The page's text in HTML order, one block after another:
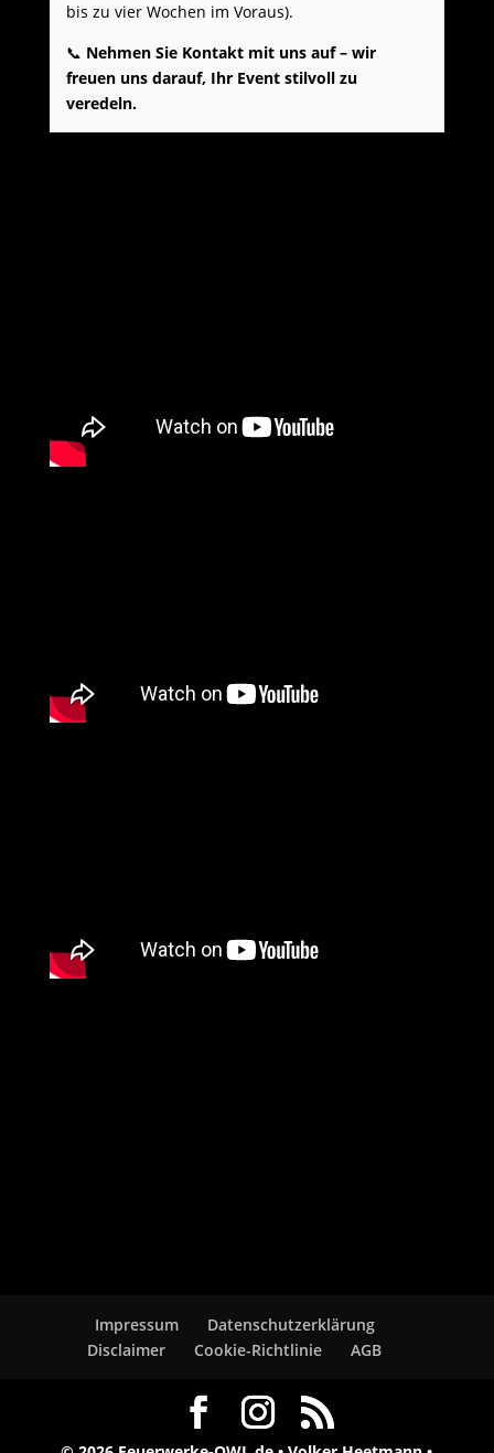
bis zu vier Wochen im Voraus).
📞 Nehmen Sie Kontakt mit uns auf – wir
freuen uns darauf, Ihr Event stilvoll zu
veredeln.
Impressum
Datenschutzerklärung
Disclaimer
Cookie-Richtlinie AGB